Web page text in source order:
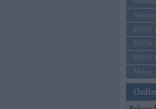
BMW
BMW
BMW
Moto